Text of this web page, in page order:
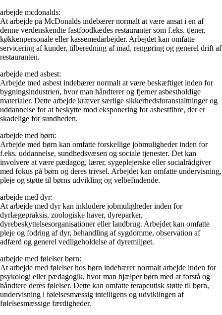
arbejde mcdonalds:
At arbejde på McDonalds indebærer normalt at være ansat i en af ​​
denne verdenskendte fastfoodkædes restauranter som f.eks. tjener,
køkkenpersonale eller kassemedarbejder. Arbejdet kan omfatte
servicering af kunder, tilberedning af mad, rengøring og generel drift af
restauranten.
arbejde med asbest:
Arbejde med asbest indebærer normalt at være beskæftiget inden for
bygningsindustrien, hvor man håndterer og fjerner asbestholdige
materialer. Dette arbejde kræver særlige sikkerhedsforanstaltninger og
uddannelse for at beskytte mod eksponering for asbestfibre, der er
skadelige for sundheden.
arbejde med børn:
Arbejde med børn kan omfatte forskellige jobmuligheder inden for
f.eks. uddannelse, sundhedsvæsen og sociale tjenester. Det kan
involvere at være pædagog, lærer, sygeplejerske eller socialrådgiver
med fokus på børn og deres trivsel. Arbejdet kan omfatte undervisning,
pleje og støtte til børns udvikling og velbefindende.
arbejde med dyr:
At arbejde med dyr kan inkludere jobmuligheder inden for
dyrlægepraksis, zoologiske haver, dyreparker,
dyrebeskyttelsesorganisationer eller landbrug. Arbejdet kan omfatte
pleje og fodring af dyr, behandling af sygdomme, observation af
adfærd og generel vedligeholdelse af dyremiljøet.
arbejde med følelser børn:
At arbejde med følelser hos børn indebærer normalt arbejde inden for
psykologi eller pædagogik, hvor man hjælper børn med at forstå og
håndtere deres følelser. Dette kan omfatte terapeutisk støtte til børn,
undervisning i følelsesmæssig intelligens og udviklingen af ​​
følelsesmæssige færdigheder.